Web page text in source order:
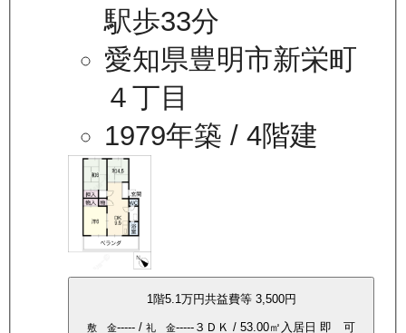
駅歩33分
愛知県豊明市新栄町
４丁目
1979年築 / 4階建
1階5.1万円共益費等 3,500円
敷 金----- / 礼 金----- ３ＤＫ / 53.00㎡ 入居日 即 可